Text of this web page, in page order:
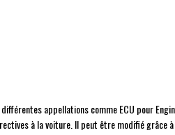
appellations comme ECU pour
à la voiture. Il peut être modifié grâce